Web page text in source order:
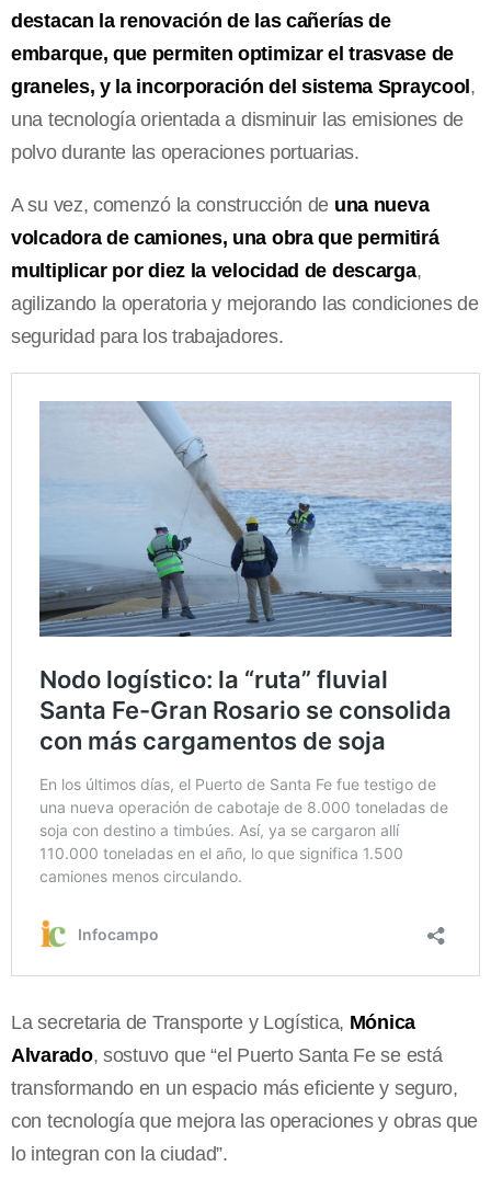
destacan la renovación de las cañerías de
embarque, que permiten optimizar el trasvase de
graneles, y la incorporación del sistema Spraycool,
una tecnología orientada a disminuir las emisiones de
polvo durante las operaciones portuarias.
A su vez, comenzó la construcción de una nueva
volcadora de camiones, una obra que permitirá
multiplicar por diez la velocidad de descarga,
agilizando la operatoria y mejorando las condiciones de
seguridad para los trabajadores.
La secretaria de Transporte y Logística, Mónica
Alvarado, sostuvo que “el Puerto Santa Fe se está
transformando en un espacio más eficiente y seguro,
con tecnología que mejora las operaciones y obras que
lo integran con la ciudad”.